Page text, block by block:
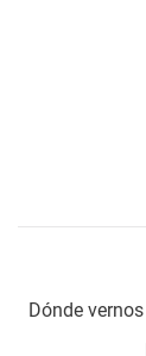
Dónde vernos